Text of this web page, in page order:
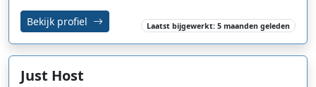
Bekijk profiel Laatst bijgewerkt: 5 maanden geleden
Just Host